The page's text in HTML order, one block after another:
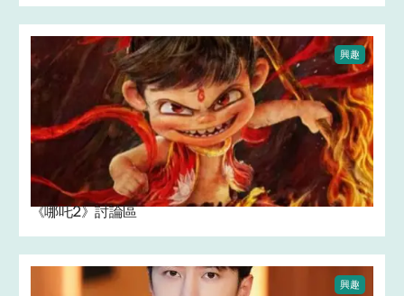
興趣
《哪吒2》討論區
興趣